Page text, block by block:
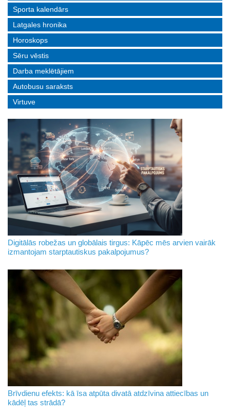
Sporta kalendārs
Latgales hronika
Horoskops
Sēru vēstis
Darba meklētājiem
Autobusu saraksts
Virtuve
Digitālās robežas un globālais tirgus: Kāpēc mēs arvien vairāk
izmantojam starptautiskus pakalpojumus?
Brīvdienu efekts: kā īsa atpūta divatā atdzīvina attiecības un
kādēļ tas strādā?